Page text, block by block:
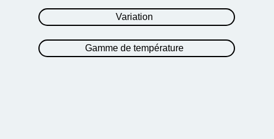
Variation
Gamme de température